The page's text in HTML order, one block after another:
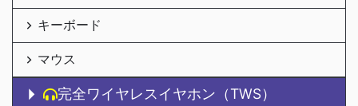
キーボード
マウス
完全ワイヤレスイヤホン（TWS）